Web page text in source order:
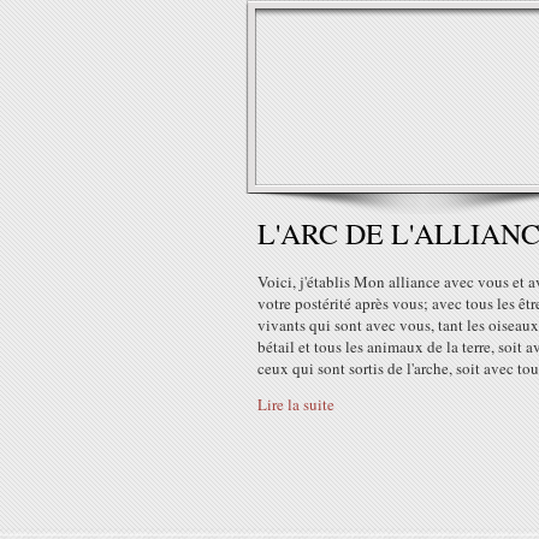
L'ARC DE
Voici, j'établis Mon alliance avec vous et
votre postérité après vous; avec tous les
vivants qui sont avec vous, tant les
bétail et tous les animaux de la terre, soit
ceux qui sont sortis de l'arche, soit avec
Lire la suite